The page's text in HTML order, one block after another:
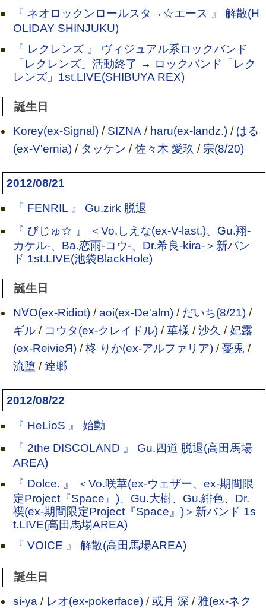
『 ネオロックンロールスタ→☆エース 』 解散(H
OLIDAY SHINJUKU)
『 レクレンズ 』 ヴィジュアル系ロックバンド
「レクレンズ」活動終了 → ロックバンド「レク
レンズ」1st.LIVE(SHIBUYA REX)
誕生日
Korey(ex-Signal)/ SIZNA / haru(ex-landz.)/ はる
(ex-V'ernia)/ タッケン /佐々木 愛玖 / 宗(8/20)
2012/08/21
『 FENRIL 』 Gu.zirk 脱退
『 びじゅ☆ 』 ＜Vo.しえな(ex-V-last.)、Gu.翔-
カケル-、Ba.恋雨-コウ-、Dr.希良-kira-＞新バン
ド 1st.LIVE(池袋BlackHole)
誕生日
N∀O(ex-Ridiot)/aoi(ex-De'alm)/ だいち(8/21)/
ギル/ コウタ(ex-クレイドル)/華様 /沙久 /妃露
(ex-ReivieЯ)/柊 りか(ex-アルファリア)/憂兎 /
流堕/逹瑯
2012/08/22
『 HeLioS 』 始動
『 2the DISCOLAND 』 Gu.四道 脱退(高田馬場
AREA)
『 Dolce. 』 ＜Vo.咲華(ex-ウェザー、ex-期間限
定Project『Space』)、Gu.大樹、Gu.緋色、Dr.
禊(ex-期間限定Project『Space』)＞新バンド 1s
t.LIVE(高田馬場AREA)
『 VOICE 』 解散(高田馬場AREA)
誕生日
si-ya / レオ(ex-pokerface)/或月 深 / 雅(ex-ネク